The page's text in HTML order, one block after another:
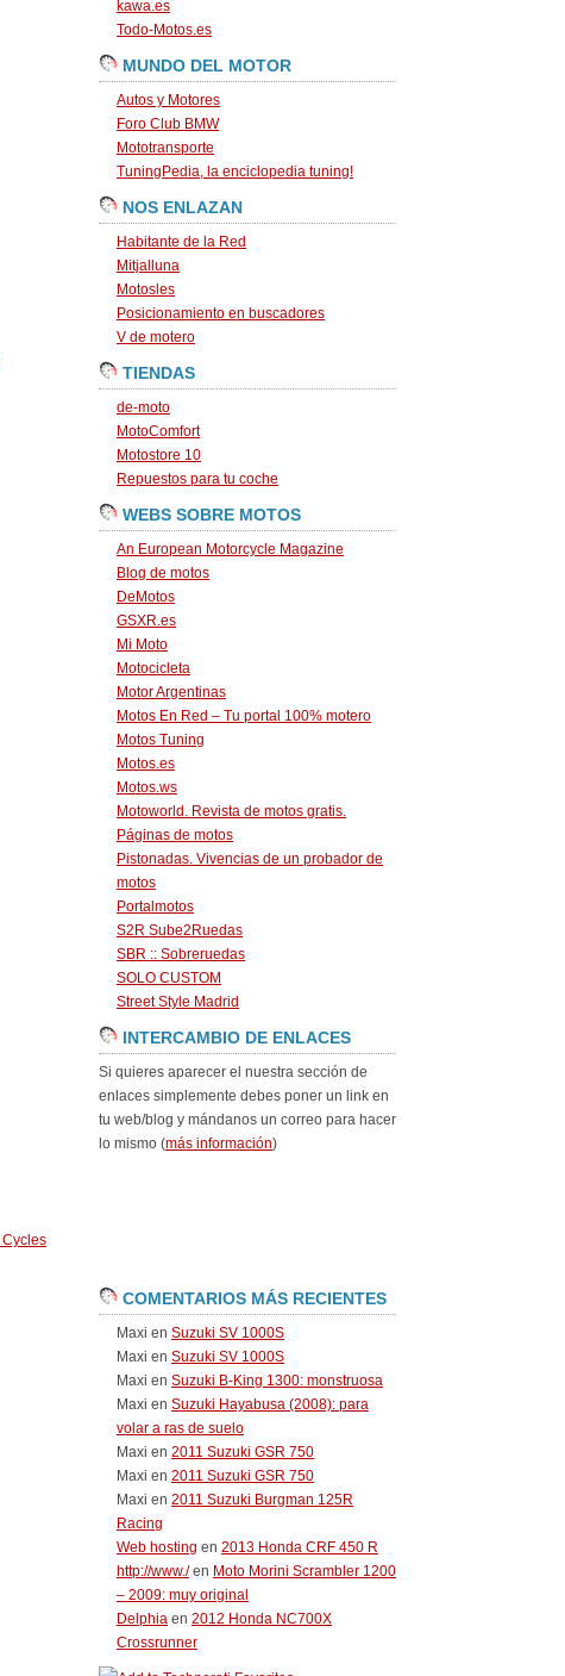
kawa.es
Todo-Motos.es
MUNDO DEL MOTOR
Autos y Motores
Foro Club BMW
Mototransporte
TuningPedia, la enciclopedia tuning!
NOS ENLAZAN
Habitante de la Red
Mitjalluna
Motosles
Posicionamiento en buscadores
V de motero
TIENDAS
de-moto
MotoComfort
Motostore 10
Repuestos para tu coche
WEBS SOBRE MOTOS
An European Motorcycle Magazine
Blog de motos
DeMotos
GSXR.es
Mi Moto
Motocicleta
Motor Argentinas
Motos En Red – Tu portal 100% motero
Motos Tuning
Motos.es
Motos.ws
Motoworld. Revista de motos gratis.
Páginas de motos
Pistonadas. Vivencias de un probador de
motos
Portalmotos
S2R Sube2Ruedas
SBR :: Sobreruedas
SOLO CUSTOM
Street Style Madrid
INTERCAMBIO DE ENLACES
Si quieres aparecer el nuestra sección de
enlaces simplemente debes poner un link en
tu web/blog y mándanos un correo para hacer
lo mismo (más información)
COMENTARIOS MÁS RECIENTES
Maxi en Suzuki SV 1000S
Maxi en Suzuki SV 1000S
Maxi en Suzuki B-King 1300: monstruosa
Maxi en Suzuki Hayabusa (2008): para
volar a ras de suelo
Maxi en 2011 Suzuki GSR 750
Maxi en 2011 Suzuki GSR 750
Maxi en 2011 Suzuki Burgman 125R
Racing
Web hosting en 2013 Honda CRF 450 R
http://www./en Moto Morini Scrambler 1200
– 2009: muy original
Delphia en 2012 Honda NC700X
Crossrunner